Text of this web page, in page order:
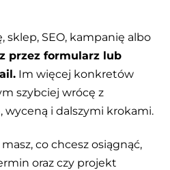
sklep, SEO, kampanię albo
przez formularz lub
Im więcej konkretów
szybciej wrócę z
wyceną i dalszymi krokami.
co chcesz osiągnąć,
oraz czy projekt